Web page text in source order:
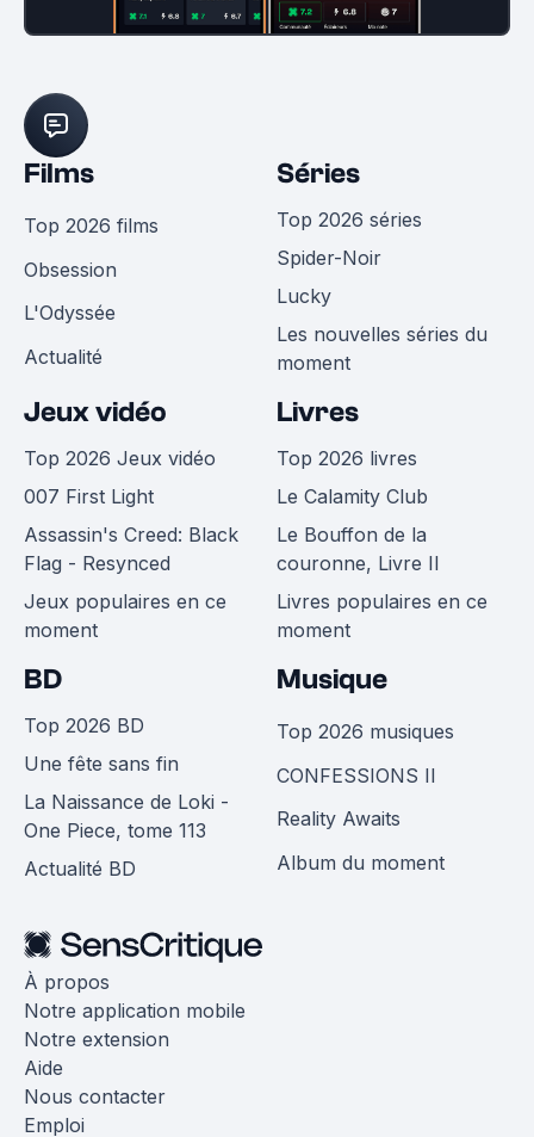
Films
Top 2026 films
Obsession
L'Odyssée
Actualité
Séries
Top 2026 séries
Spider-Noir
Lucky
Les nouvelles séries du
moment
Jeux vidéo
Top 2026 Jeux vidéo
007 First Light
Assassin's Creed: Black
Flag - Resynced
Jeux populaires en ce
moment
Livres
Top 2026 livres
Le Calamity Club
Le Bouffon de la
couronne, Livre II
Livres populaires en ce
moment
BD
Top 2026 BD
Une fête sans fin
La Naissance de Loki -
One Piece, tome 113
Actualité BD
Musique
Top 2026 musiques
CONFESSIONS II
Reality Awaits
Album du moment
À propos
Notre application mobile
Notre extension
Aide
Nous contacter
Emploi